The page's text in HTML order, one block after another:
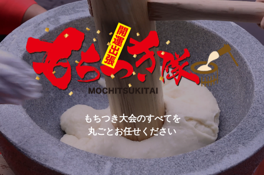
もちつき大会のすべてを
丸ごとお任せください